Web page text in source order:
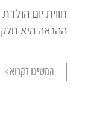
חווית יום
ההנאה היא
המשיכו לקרוא >